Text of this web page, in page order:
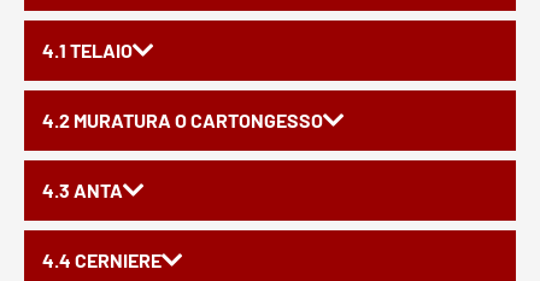
4.1 TELAIO
4.2 MURATURA O CARTONGESSO
4.3 ANTA
4.4 CERNIERE